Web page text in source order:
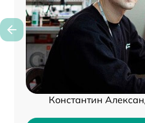
Константин